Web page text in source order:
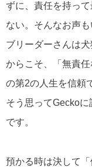
ずに、責任を持っ
ない。そんなお声も
ブリーダーさんは
からこそ、「無責
の第2の人生を信頼
そう思ってGecko
です。
預かる時は決して